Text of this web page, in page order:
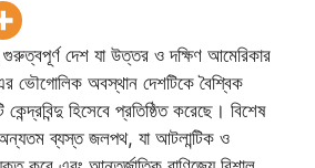
দেশ যা উত্তর ও দক্ষিণ আমেরিকার
ভৌগোলিক অবস্থান দেশটিকে বৈশ্বিক
হিসেবে প্রতিষ্ঠিত করেছে। বিশেষ
অন্যতম ব্যস্ত জলপথ, যা আটলান্টিক ও